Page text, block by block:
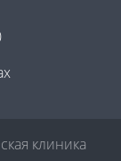
клиника